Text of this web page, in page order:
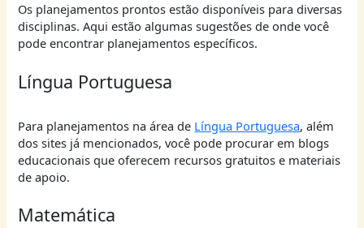
Os planejamentos prontos estão disponíveis para diversas
disciplinas. Aqui estão algumas sugestões de onde você
pode encontrar planejamentos específicos.
Língua Portuguesa
Para planejamentos na área de Língua Portuguesa, além
dos sites já mencionados, você pode procurar em blogs
educacionais que oferecem recursos gratuitos e materiais
de apoio.
Matemática